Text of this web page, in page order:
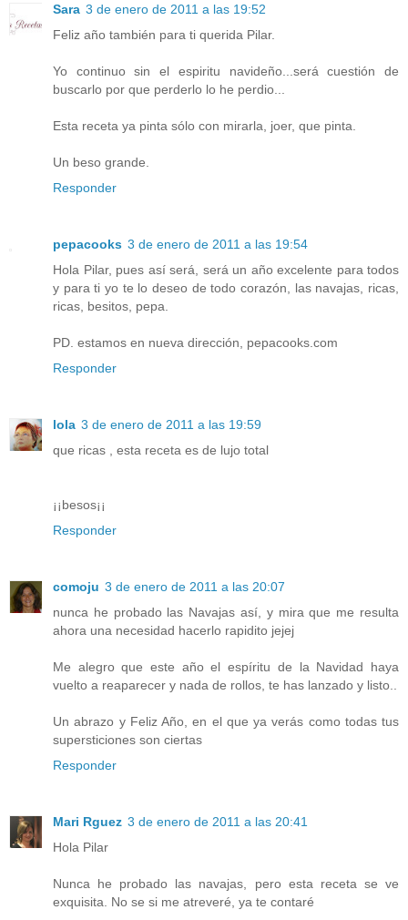
Sara 3 de enero de 2011 a las 19:52
Feliz año también para ti querida Pilar.
Yo continuo sin el espiritu navideño...será cuestión de
buscarlo por que perderlo lo he perdio...
Esta receta ya pinta sólo con mirarla, joer, que pinta.
Un beso grande.
Responder
pepacooks 3 de enero de 2011 a las 19:54
Hola Pilar, pues así será, será un año excelente para todos
y para ti yo te lo deseo de todo corazón, las navajas, ricas,
ricas, besitos, pepa.
PD. estamos en nueva dirección, pepacooks.com
Responder
lola 3 de enero de 2011 a las 19:59
que ricas , esta receta es de lujo total
¡¡besos¡¡
Responder
comoju 3 de enero de 2011 a las 20:07
nunca he probado las Navajas así, y mira que me resulta
ahora una necesidad hacerlo rapidito jejej
Me alegro que este año el espíritu de la Navidad haya
vuelto a reaparecer y nada de rollos, te has lanzado y listo..
Un abrazo y Feliz Año, en el que ya verás como todas tus
supersticiones son ciertas
Responder
Mari Rguez 3 de enero de 2011 a las 20:41
Hola Pilar
Nunca he probado las navajas, pero esta receta se ve
exquisita. No se si me atreveré, ya te contaré